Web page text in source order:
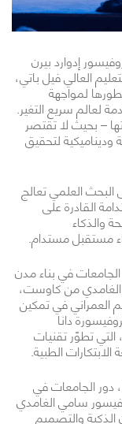
إدوارد بيرن
العالي فيل باتي،
لمواجهة
لعالم سريع التغير.
– بحيث لا تقتصر
وديناميكية لتحقيق
العلمي تعالج
القادرة على
والذكاء
مستقبل مستدام.
في بناء مدن
من كاوست،
العمراني في تمكين
دانا
تطوّر تقنيات
الطبية.
دور الجامعات في
سامي الغامدي
والتصميم